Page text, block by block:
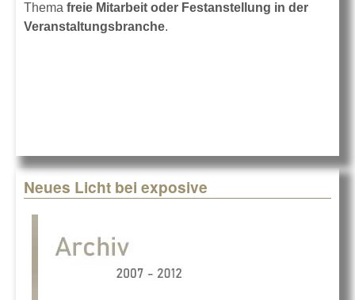
Thema freie Mitarbeit oder Festanstellung in der
Veranstaltungsbranche.
Neues Licht bei exposive